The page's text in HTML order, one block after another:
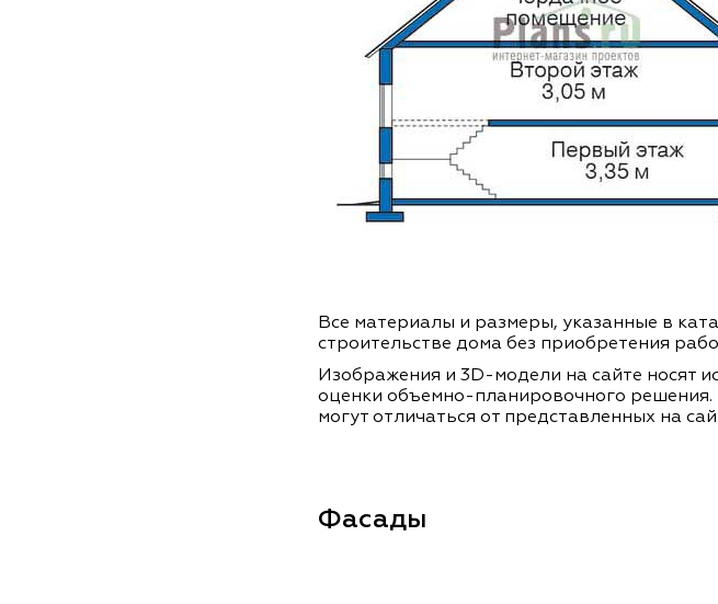
Все материалы и размеры, указанные в
строительстве дома без приобретения
Изображения и 3D-модели на сайте носят
оценки объемно-планировочного
могут отличаться от представленных на
Фасады